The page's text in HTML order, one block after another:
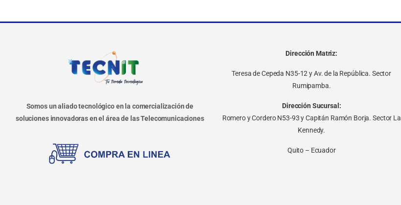
Somos un aliado tecnológico en la comercialización de
soluciones innovadoras en el área de las Telecomunicaciones
Dirección Matriz:
Teresa de Cepeda N35-12 y Av. de la República. Sector
Rumipamba.
Dirección Sucursal:
Romero y Cordero N53-93 y Capitán Ramón Borja. Sector La
Kennedy.
Quito – Ecuador